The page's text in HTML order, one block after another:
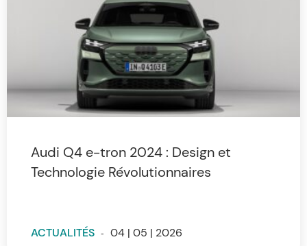
Audi Q4 e-tron 2024 : Design et
Technologie Révolutionnaires
ACTUALITÉS - 04 | 05 | 2026